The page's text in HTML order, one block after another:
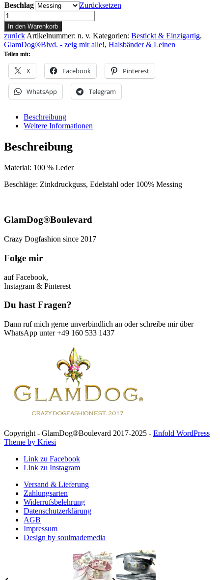
Beschlag
Zurücksetzen
Halsband
FederLiebe
Menge
In den Warenkorb
zurück Artikelnummer: n. v. Kategorien: Bestickt & Einzigartig,
GlamDog®Blvd. - zeig mir alle!, Halsbänder & Leinen
Teilen mit:
X Facebook Pinterest
WhatsApp Telegram
Beschreibung
Weitere Informationen
Beschreibung
Material: 100 % Leder
Beschläge: Zinkdruckguss, Edelstahl oder 100% Messing
GlamDog®Boulevard
Crazy Dogfashion since 2017
Folge mir
auf Facebook,
Instagram & Pinterest
Du hast Fragen?
Dann ruf mich gerne unverbindlich an oder schreibe mir über
WhatsApp unter +49 160 533 1437
Copyright - GlamDog®Boulevard 2017-2025 - Enfold WordPress
Theme by Kriesi
Link zu Facebook
Link zu Instagram
Versand & Lieferung
Zahlungsarten
Widerrufsbelehrung
Datenschutzerklärung
AGB
Impressum
Design by soulmademedia